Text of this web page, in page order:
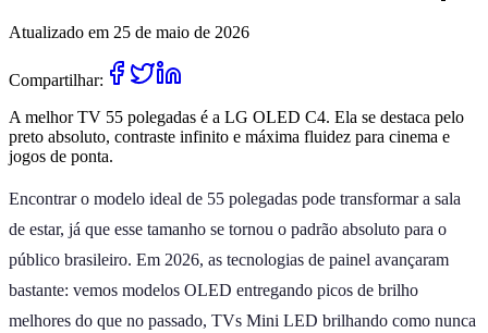
Atualizado em 25 de maio de 2026
Compartilhar:
A melhor TV 55 polegadas é a LG OLED C4. Ela se destaca pelo
preto absoluto, contraste infinito e máxima fluidez para cinema e
jogos de ponta.
Encontrar o modelo ideal de 55 polegadas pode transformar a sala
de estar, já que esse tamanho se tornou o padrão absoluto para o
público brasileiro. Em 2026, as tecnologias de painel avançaram
bastante: vemos modelos OLED entregando picos de brilho
melhores do que no passado, TVs Mini LED brilhando como nunca